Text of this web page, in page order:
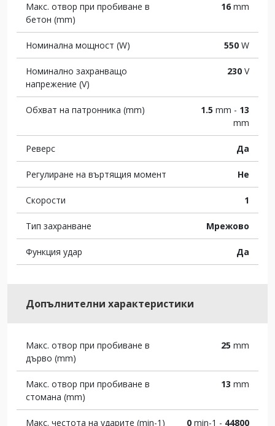
Макс. отвор при пробиване в
бетон (mm)
16 mm
Номинална мощност (W) 550 W
Номинално захранващо
напрежение (V)
230 V
Обхват на патронника (mm) 1.5 mm - 13
mm
Реверс Да
Регулиране на въртящия момент Не
Скорости 1
Тип захранване Мрежово
Функция удар Да
Допълнителни характеристики
Макс. отвор при пробиване в
дърво (mm)
25 mm
Макс. отвор при пробиване в
стомана (mm)
13 mm
Макс. честота на ударите (min-1) 0 min-1 - 44800